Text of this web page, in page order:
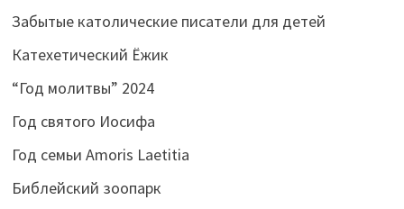
Забытые католические писатели для детей
Катехетический Ёжик
“Год молитвы” 2024
Год святого Иосифа
Год семьи Amoris Laetitia
Библейский зоопарк